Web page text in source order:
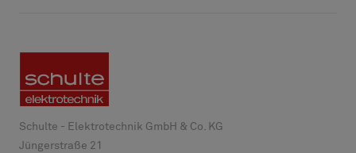
Schulte - Elektrotechnik GmbH & Co. KG
Jüngerstraße 21